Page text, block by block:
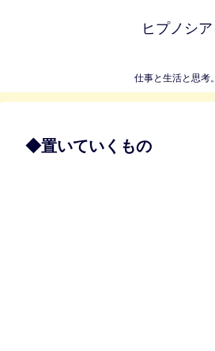
ヒプノシア
仕事と生活と思考。
◆置いていくもの